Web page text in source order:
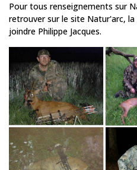
Pour tous renseignements sur
retrouver sur le site Natur'arc,
joindre Philippe Jacques.